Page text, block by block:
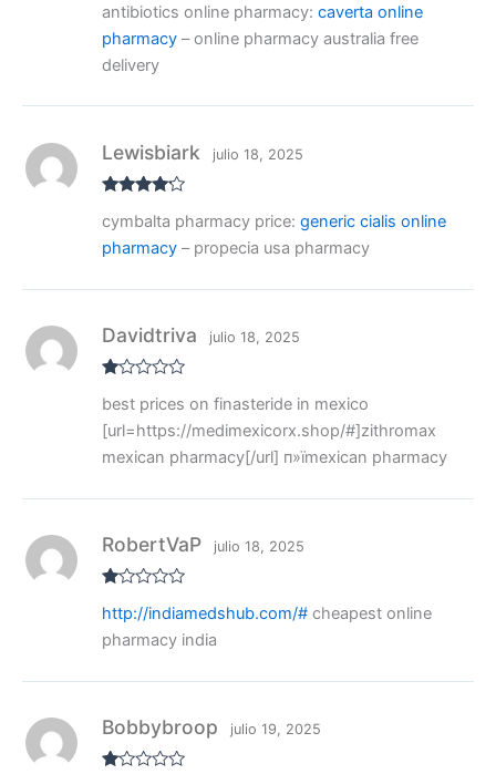
do con
de 5
antibiotics online pharmacy: caverta online
pharmacy– online pharmacy australia free
delivery
con4de
Lewisbiark julio 18, 2025
cymbalta pharmacy price: generic cialis online
pharmacy– propecia usa pharmacy
al
or
ad
o
co
1
Davidtriva julio 18, 2025
best prices on finasteride in mexico
[url=https://medimexicorx.shop/#]zithromax
mexican pharmacy[/url] п»їmexican pharmacy
al
or
ad
de
5
RobertVaP julio 18, 2025
http://indiamedshub.com/#cheapest online
pharmacy india
Bobbybroop julio 19, 2025